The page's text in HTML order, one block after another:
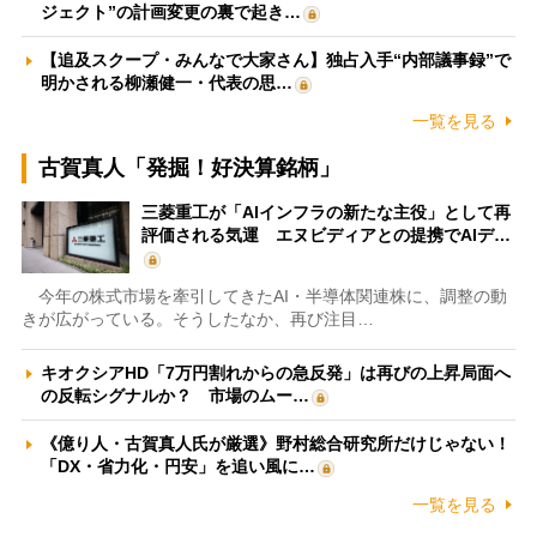
ジェクト”の計画変更の裏で起き…
【追及スクープ・みんなで大家さん】独占入手“内部議事録”で
明かされる柳瀬健一・代表の思…
一覧を見る
古賀真人「発掘！好決算銘柄」
三菱重工が「AIインフラの新たな主役」として再
評価される気運 エヌビディアとの提携でAIデ…
今年の株式市場を牽引してきたAI・半導体関連株に、調整の動
きが広がっている。そうしたなか、再び注目…
キオクシアHD「7万円割れからの急反発」は再びの上昇局面へ
の反転シグナルか？ 市場のムー…
《億り人・古賀真人氏が厳選》野村総合研究所だけじゃない！
「DX・省力化・円安」を追い風に…
一覧を見る